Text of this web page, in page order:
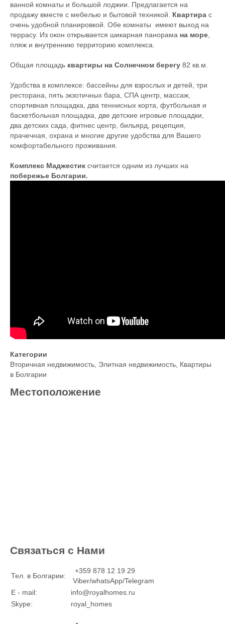
ванной комнаты и большой лоджии. Предлагается на
продажу вместе с мебелью и бытовой техникой. Квартира с
очень удобной планировкой. Обе комнаты имеют выход на
террасу. Из окон открывается шикарная панорама на море,
пляж и внутреннию территорию комплекса.
Общая площадь квартиры на Солнечном берегу 82 кв.м.
Удобства в комплексе: бассейны для взрослых и детей, три
ресторана, пять экзотичных бара, СПА центр, массаж,
спортивная площадка, два теннисных корта, футбольная и
баскетбольная площадка, две детские игровые площадки,
два детских сада, фитнес центр, бильярд, рецепция,
прачечная, охрана и многие другие удобства для Вашего
комфортабельного проживания.
Комплекс Маджестик считается одним из лучших на
побережье Болгарии.
Категории
Вторичная недвижимость, Элитная недвижимость, Квартиры
в Болгарии
Местоположение
Связаться с Нами
Тел. в Болгарии:
+359 878 12 19 29
Viber/whatsApp/Telegram
E - mail:
info@royalhomes.ru
Skype:
royal_homes